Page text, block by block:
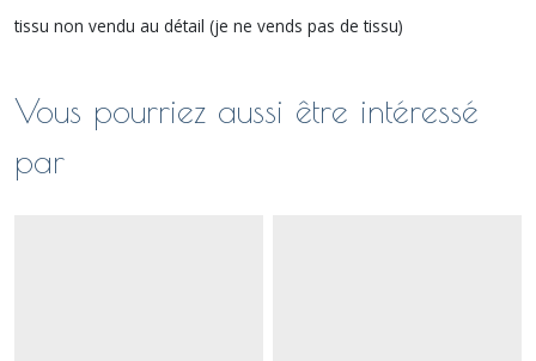
tissu non vendu au détail (je ne vends pas de tissu)
Vous pourriez aussi être intéressé
par